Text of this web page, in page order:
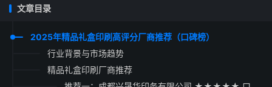
文章目录
2025年精品礼盒印刷高评分厂商推荐（口碑榜）
行业背景与市场趋势
精品礼盒印刷厂商推荐